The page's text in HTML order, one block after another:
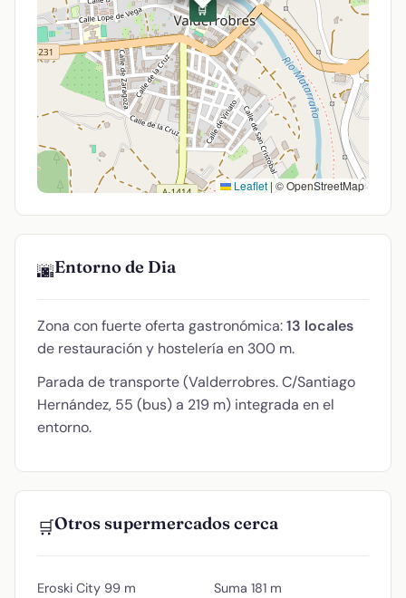
🛒
Leaflet| © OpenStreetMap
🌆Entorno de Dia
Zona con fuerte oferta gastronómica:13 locales
de restauración y hostelería en 300 m.
Parada de transporte (Valderrobres. C/Santiago
Hernández, 55 (bus) a 219 m) integrada en el
entorno.
🛒Otros supermercados cerca
Eroski City 99 m Suma 181 m